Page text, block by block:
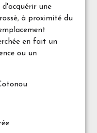
une
à proximité du
en fait un
ou un